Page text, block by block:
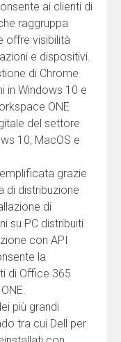
ai clienti di
raggruppa
offre visibilità
e dispositivi.
di Chrome
in Windows 10 e
ONE
del settore
10, MacOS e
grazie
di distribuzione
di
su PC distribuiti
con API
la
di Office 365
più grandi
tra cui Dell per